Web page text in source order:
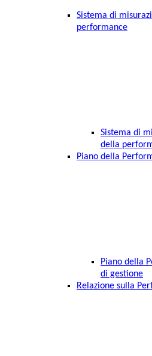
Sistema di
performance
Sistema di
della
Piano della
Piano della
di gestione
Relazione sulla